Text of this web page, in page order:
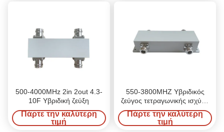
500-4000MHz 2in 2out 4.3-
10F Υβριδική ζεύξη
Πάρτε την καλύτερη
τιμή
550-3800MHZ Υβριδικός
ζεύγος τετραγωνικής ισχύος
300 Watt
Πάρτε την καλύτερη
τιμή